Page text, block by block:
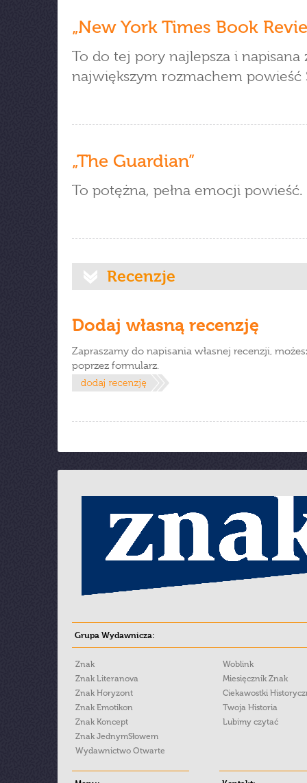
„New York Times Book
To do tej pory najlepsza i napisana
największym rozmachem powieść
„The Guardian”
To potężna, pełna emocji powieść.
Recenzje
Dodaj własną recenzję
Zapraszamy do napisania własnej recenzji,
poprzez formularz.
Grupa Wydawnicza:
Znak
Znak Literanova
Znak Horyzont
Znak Emotikon
Znak Koncept
Znak JednymSłowem
Wydawnictwo Otwarte
Woblink
Miesięcznik Znak
Ciekawostki
Twoja Historia
Lubimy czytać